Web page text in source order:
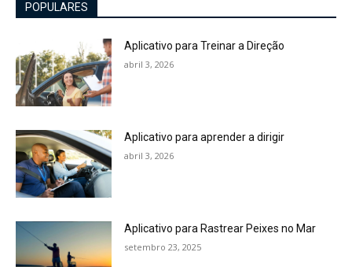
POPULARES
Aplicativo para Treinar a Direção
abril 3, 2026
Aplicativo para aprender a dirigir
abril 3, 2026
Aplicativo para Rastrear Peixes no Mar
setembro 23, 2025